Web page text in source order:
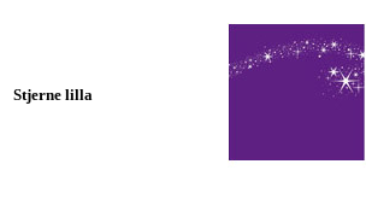
Stjerne lilla